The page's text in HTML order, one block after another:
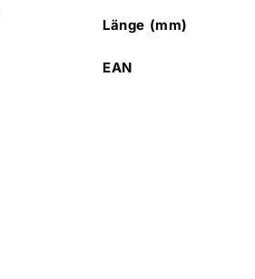
Länge (mm)
EAN